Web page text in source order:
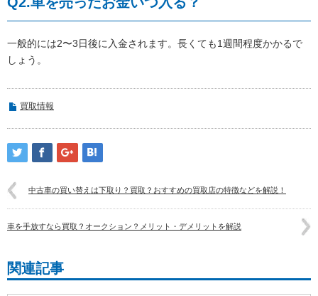
一般的には2〜3日後に入金されます。長くても1週間程度かかるで
しょう。
買取情報
中古車の買い替えは下取り？買取？おすすめの買取店の特徴などを解説！
車を手放すなら買取？オークション？メリット・デメリットを解説
関連記事